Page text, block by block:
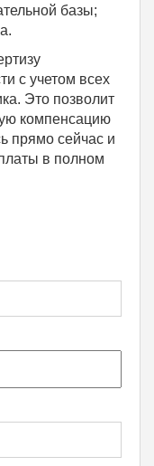
базы;
с учетом всех
Это позволит
компенсацию
прямо сейчас и
в полном